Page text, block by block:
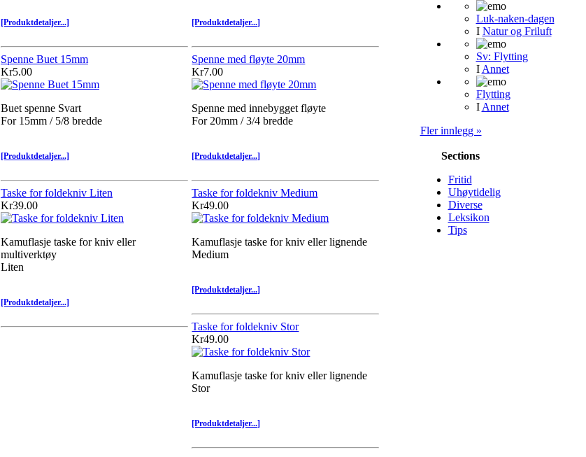
[Produktdetaljer...] [Produktdetaljer...]
Spenne Buet 15mm
Kr5.00
Buet spenne Svart
For 15mm / 5/8 bredde
[Produktdetaljer...]
Spenne med fløyte 20mm
Kr7.00
Spenne med innebygget fløyte
For 20mm / 3/4 bredde
[Produktdetaljer...]
Taske for foldekniv Liten
Kr39.00
Kamuflasje taske for kniv eller
multiverktøy
Liten
[Produktdetaljer...]
Taske for foldekniv Medium
Kr49.00
Kamuflasje taske for kniv eller lignende
Medium
[Produktdetaljer...]
Taske for foldekniv Stor
Kr49.00
Kamuflasje taske for kniv eller lignende
Stor
[Produktdetaljer...]
Luk-naken-dagen
I Natur og Friluft
Sv: Flytting
I Annet
Flytting
I Annet
Fler innlegg »
Sections
Fritid
Uhøytidelig
Diverse
Leksikon
Tips